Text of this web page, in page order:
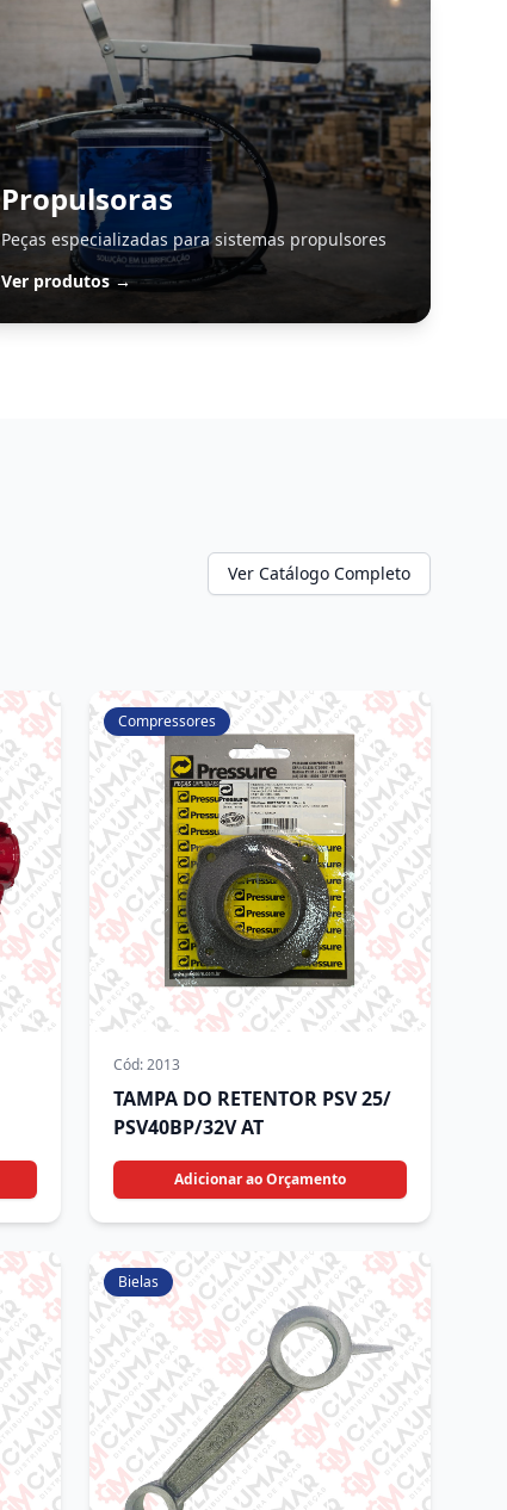
Propulsoras
Peças especializadas para sistemas propulsores
Ver produtos →
Ver Catálogo Completo
Compressores
Cód:2013
TAMPA DO RETENTOR PSV 25/
PSV40BP/32V AT
Adicionar ao Orçamento
Bielas